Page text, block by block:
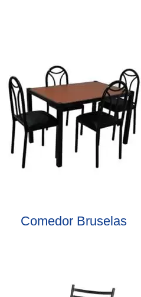
Comedor Bruselas